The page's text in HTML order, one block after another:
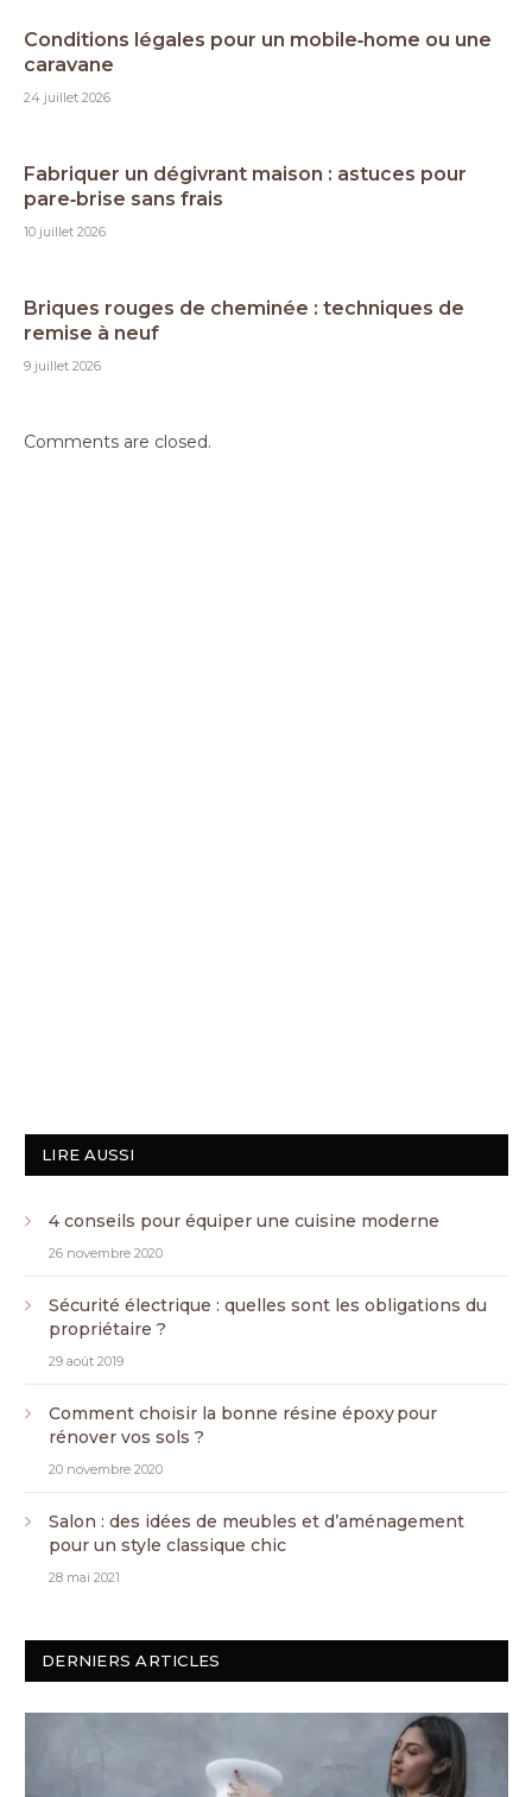
Conditions légales pour un mobile‑home ou une
caravane
24 juillet 2026
Fabriquer un dégivrant maison : astuces pour
pare‑brise sans frais
10 juillet 2026
Briques rouges de cheminée : techniques de
remise à neuf
9 juillet 2026
Comments are closed.
LIRE AUSSI
4 conseils pour équiper une cuisine moderne
26 novembre 2020
Sécurité électrique : quelles sont les obligations du
propriétaire ?
29 août 2019
Comment choisir la bonne résine époxy pour
rénover vos sols ?
20 novembre 2020
Salon : des idées de meubles et d’aménagement
pour un style classique chic
28 mai 2021
DERNIERS ARTICLES